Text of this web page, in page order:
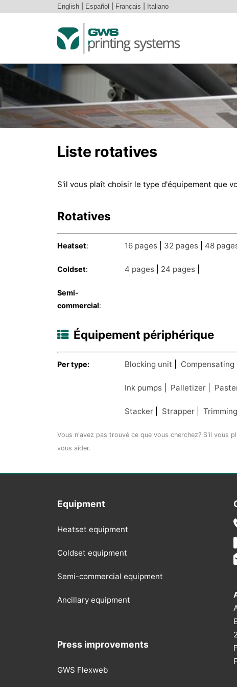
English Español Français Italiano
Liste rotatives
S'il vous plaît choisir le type d'équipement que
Rotatives
Heatset: 16 pages 32 pages 48
Coldset: 4 pages 24 pages
Semi-
commercial:
Équipement périphérique
Per type: Blocking unit
Ink pumps Palletizer
Stacker Strapper |Trimming
Vous n'avez pas trouvé ce que vous cherchez? S'il vous
vous aider.
Equipment
Heatset equipment
Coldset equipment
Semi-commercial equipment
Ancillary equipment
Press improvements
GWS Flexweb